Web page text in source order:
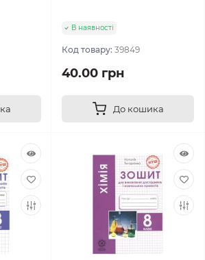
В наявності
Код товару: 39849
40.00 грн
До кошика